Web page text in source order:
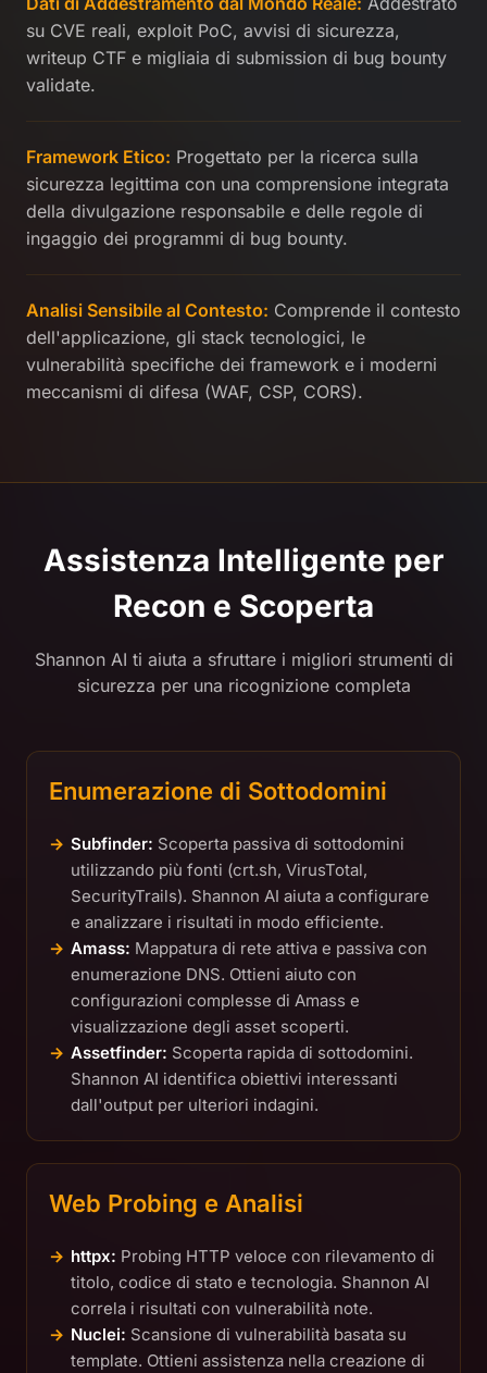
su CVE reali, exploit PoC, avvisi di sicurezza,
writeup CTF e migliaia di submission di bug bounty
validate.
Framework Etico: Progettato per la ricerca sulla
sicurezza legittima con una comprensione integrata
della divulgazione responsabile e delle regole di
ingaggio dei programmi di bug bounty.
Analisi Sensibile al Contesto: Comprende il contesto
dell'applicazione, gli stack tecnologici, le
vulnerabilità specifiche dei framework e i moderni
meccanismi di difesa (WAF, CSP, CORS).
Assistenza Intelligente per
Recon e Scoperta
Shannon AI ti aiuta a sfruttare i migliori strumenti di
sicurezza per una ricognizione completa
Enumerazione di Sottodomini
Subfinder: Scoperta passiva di sottodomini
utilizzando più fonti (crt.sh, VirusTotal,
SecurityTrails). Shannon AI aiuta a configurare
e analizzare i risultati in modo efficiente.
Amass: Mappatura di rete attiva e passiva con
enumerazione DNS. Ottieni aiuto con
configurazioni complesse di Amass e
visualizzazione degli asset scoperti.
Assetfinder: Scoperta rapida di sottodomini.
Shannon AI identifica obiettivi interessanti
dall'output per ulteriori indagini.
Web Probing e Analisi
httpx: Probing HTTP veloce con rilevamento di
titolo, codice di stato e tecnologia. Shannon AI
correla i risultati con vulnerabilità note.
Nuclei: Scansione di vulnerabilità basata su
template. Ottieni assistenza nella creazione di